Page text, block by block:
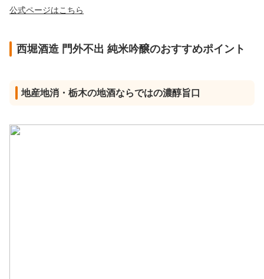
公式ページはこちら
西堀酒造 門外不出 純米吟醸のおすすめポイント
地産地消・栃木の地酒ならではの濃醇旨口